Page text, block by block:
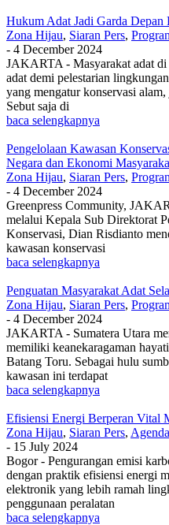
Hukum Adat Jadi Garda
Zona Hijau, Siaran Pers,
- 4 December 2024
JAKARTA - Masyarakat adat
adat demi pelestarian
yang mengatur konservasi
Sebut saja di
baca selengkapnya
Pengelolaan Kawasan
Negara dan Ekonomi
Zona Hijau, Siaran Pers,
- 4 December 2024
Greenpress Community,
melalui Kepala Sub Direktorat
Konservasi, Dian Risdianto
kawasan konservasi
baca selengkapnya
Penguatan Masyarakat Adat
Zona Hijau, Siaran Pers,
- 4 December 2024
JAKARTA - Sumatera Utara
memiliki keanekaragaman
Batang Toru. Sebagai hulu
kawasan ini terdapat
baca selengkapnya
Efisiensi Energi Berperan Vital
Zona Hijau, Siaran Pers, Agenda
- 15 July 2024
Bogor - Pengurangan emisi
dengan praktik efisiensi energi
elektronik yang lebih ramah
penggunaan peralatan
baca selengkapnya